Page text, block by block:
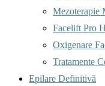
Mezoterapie
Facelift Pro
Oxigenare
Tratamente
Epilare Definitivă